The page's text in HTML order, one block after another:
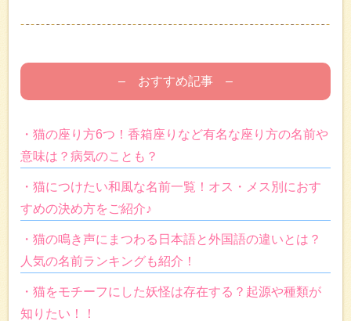
– おすすめ記事 –
・猫の座り方6つ！香箱座りなど有名な座り方の名前や
意味は？病気のことも？
・猫につけたい和風な名前一覧！オス・メス別におす
すめの決め方をご紹介♪
・猫の鳴き声にまつわる日本語と外国語の違いとは？
人気の名前ランキングも紹介！
・猫をモチーフにした妖怪は存在する？起源や種類が
知りたい！！